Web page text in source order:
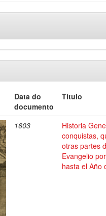
Data do
documento
Título
1603
Historia
conquistas,
otras partes
Evangelio
hasta el Año